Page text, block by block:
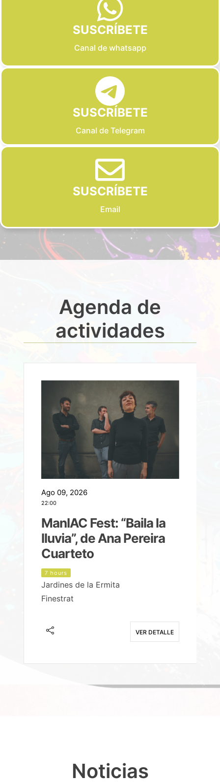
SUSCRÍBETE
Canal de whatsapp
SUSCRÍBETE
Canal de Telegram
SUSCRÍBETE
Email
Agenda de
actividades
Ago 09, 2026
22:00
ManIAC Fest: “Baila la
lluvia”, de Ana Pereira
Cuarteto
7 hours
Jardines de la Ermita
Finestrat
VER DETALLE
Noticias